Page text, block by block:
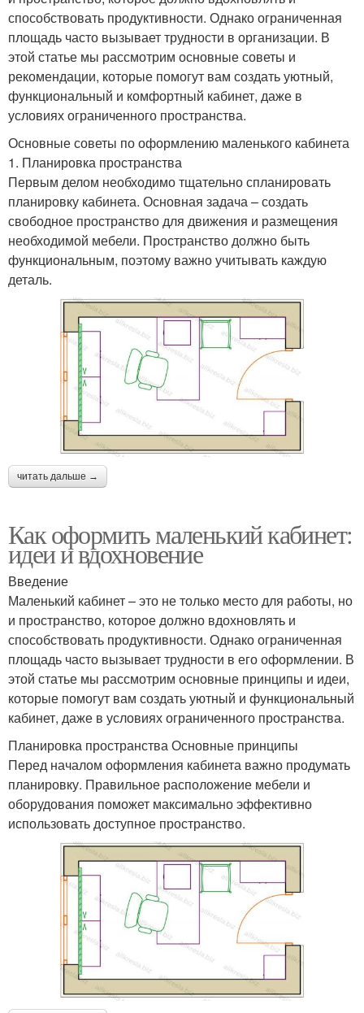
способствовать продуктивности. Однако ограниченная
площадь часто вызывает трудности в организации. В
этой статье мы рассмотрим основные советы и
рекомендации, которые помогут вам создать уютный,
функциональный и комфортный кабинет, даже в
условиях ограниченного пространства.
Основные советы по оформлению маленького кабинета
1. Планировка пространства
Первым делом необходимо тщательно спланировать
планировку кабинета. Основная задача – создать
свободное пространство для движения и размещения
необходимой мебели. Пространство должно быть
функциональным, поэтому важно учитывать каждую
деталь.
читать дальше →
Как оформить маленький кабинет:
идеи и вдохновение
Введение
Маленький кабинет – это не только место для работы, но
и пространство, которое должно вдохновлять и
способствовать продуктивности. Однако ограниченная
площадь часто вызывает трудности в его оформлении. В
этой статье мы рассмотрим основные принципы и идеи,
которые помогут вам создать уютный и функциональный
кабинет, даже в условиях ограниченного пространства.
Планировка пространства Основные принципы
Перед началом оформления кабинета важно продумать
планировку. Правильное расположение мебели и
оборудования поможет максимально эффективно
использовать доступное пространство.